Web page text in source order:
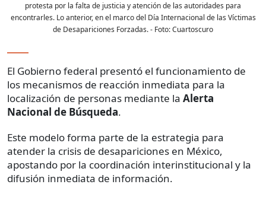
protesta por la falta de justicia y atención de las autoridades para
encontrarles. Lo anterior, en el marco del Día Internacional de las Víctimas
de Desapariciones Forzadas.- Foto:Cuartoscuro
El Gobierno federal presentó el funcionamiento de
los mecanismos de reacción inmediata para la
localización de personas mediante la Alerta
Nacional de Búsqueda.
Este modelo forma parte de la estrategia para
atender la crisis de desapariciones en México,
apostando por la coordinación interinstitucional y la
difusión inmediata de información.